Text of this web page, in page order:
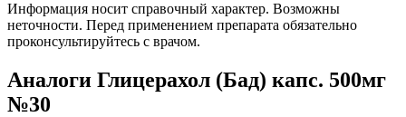
Информация носит справочный характер. Возможны
неточности. Перед применением препарата обязательно
проконсультируйтесь с врачом.
Аналоги Глицерахол (Бад) капс. 500мг
№30